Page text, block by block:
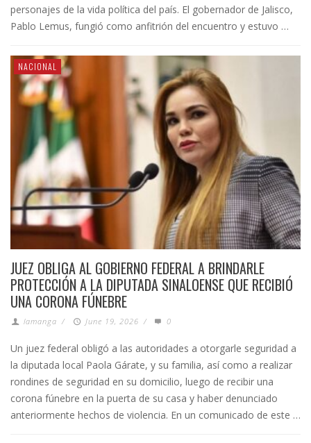
personajes de la vida política del país. El gobernador de Jalisco,
Pablo Lemus, fungió como anfitrión del encuentro y estuvo …
NACIONAL
JUEZ OBLIGA AL GOBIERNO FEDERAL A BRINDARLE
PROTECCIÓN A LA DIPUTADA SINALOENSE QUE RECIBIÓ
UNA CORONA FÚNEBRE
lamanga / June 19, 2026 / 0
Un juez federal obligó a las autoridades a otorgarle seguridad a
la diputada local Paola Gárate, y su familia, así como a realizar
rondines de seguridad en su domicilio, luego de recibir una
corona fúnebre en la puerta de su casa y haber denunciado
anteriormente hechos de violencia. En un comunicado de este …